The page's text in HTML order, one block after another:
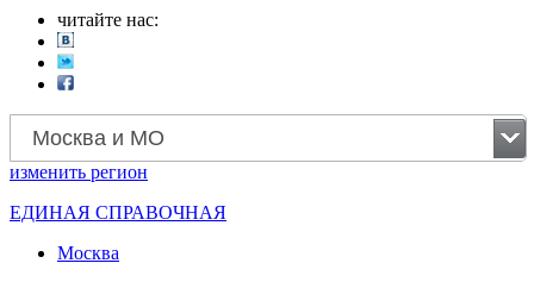
читайте нас:
Москва и МО
изменить регион
ЕДИНАЯ СПРАВОЧНАЯ
Москва